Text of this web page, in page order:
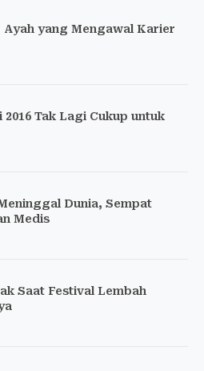
yang Mengawal Karier
2016 Tak Lagi Cukup untuk
Dunia, Sempat
Medis
Saat Festival Lembah